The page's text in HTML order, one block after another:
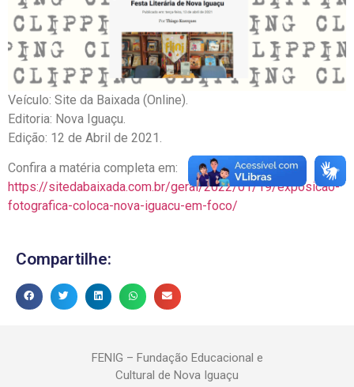
Veículo: Site da Baixada (Online).
Editoria: Nova Iguaçu.
Edição: 12 de Abril de 2021.
Confira a matéria completa em:
https://sitedabaixada.com.br/geral/2022/01/19/exposicao-
fotografica-coloca-nova-iguacu-em-foco/
Compartilhe:
FENIG – Fundação Educacional e
Cultural de Nova Iguaçu